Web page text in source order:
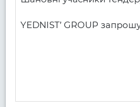
YEDNIST’ GROUP